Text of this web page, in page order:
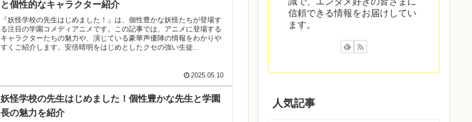
と個性的なキャラクター紹介
『妖怪学校の先生はじめました！』は、個性豊かな妖怪たちが登場す
る注目の学園コメディアニメです。この記事では、アニメに登場する
キャラクターたちの魅力や、演じている豪華声優陣の情報をわかりや
すくご紹介します。安倍晴明をはじめとしたクセの強い生徒...
2025.05.10
妖怪学校の先生はじめました！個性豊かな先生と学園
長の魅力を紹介
信頼できる情報をお届けしてい
ます。
人気記事